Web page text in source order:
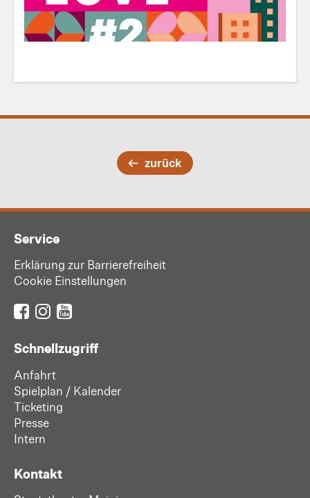
zurück
Service
Erklärung zur Barrierefreiheit
Cookie Einstellungen
Schnellzugriff
Anfahrt
Spielplan / Kalender
Ticketing
Presse
Intern
Kontakt